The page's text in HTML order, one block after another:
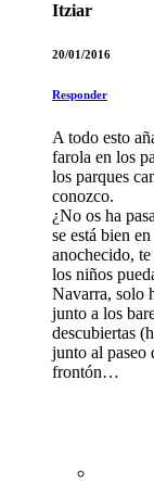
Itziar
20/01/2016
Responder
A todo esto
farola en los
los parques
conozco.
¿No os ha
se está bien
anochecido,
los niños
Navarra, solo
junto a los
descubiertas
junto al paseo
frontón…